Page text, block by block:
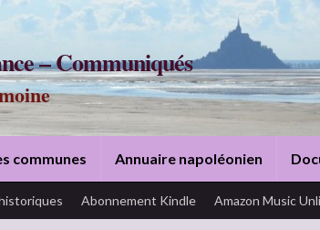
– Communiqués
communes Annuaire napoléonien
Abonnement Kindle Amazon Music